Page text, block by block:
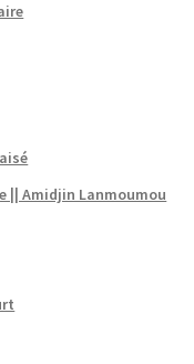
|| Amidjin Lanmoumou